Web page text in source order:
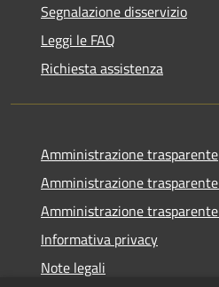
Segnalazione disservizio
Leggi le FAQ
Richiesta assistenza
Amministrazione trasparente
Amministrazione
Amministrazione
Informativa privacy
Note legali